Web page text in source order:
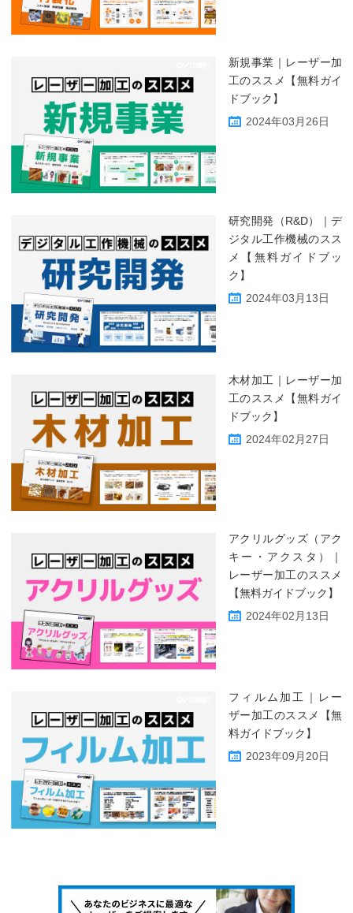
新規事業｜レーザー加
工のススメ【無料ガイ
ドブック】
2024年03月26日
研究開発（R&D）｜デ
ジタル工作機械のスス
メ【無料ガイドブッ
ク】
2024年03月13日
木材加工｜レーザー加
工のススメ【無料ガイ
ドブック】
2024年02月27日
アクリルグッズ（アク
キー・アクスタ）｜
レーザー加工のススメ
【無料ガイドブック】
2024年02月13日
フィルム加工｜レー
ザー加工のススメ【無
料ガイドブック】
2023年09月20日